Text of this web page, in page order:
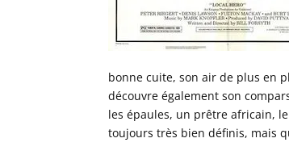
bonne cuite, son air de plus en
découvre également son
les épaules, un prêtre africain,
toujours très bien définis, mais